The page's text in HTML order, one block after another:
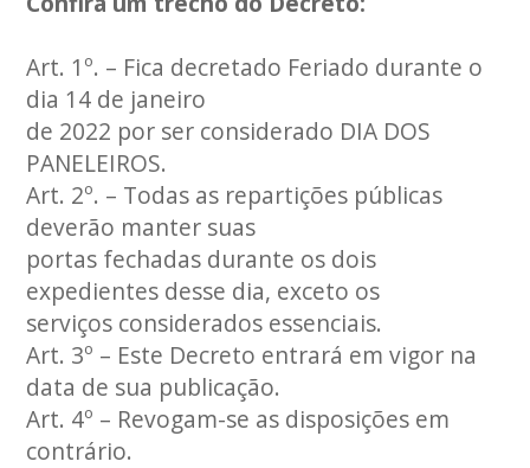
Art. 1º. – Fica decretado Feriado durante o
dia 14 de janeiro
de 2022 por ser considerado DIA DOS
PANELEIROS.
Art. 2º. – Todas as repartições públicas
deverão manter suas
portas fechadas durante os dois
expedientes desse dia, exceto os
serviços considerados essenciais.
Art. 3º – Este Decreto entrará em vigor na
data de sua publicação.
Art. 4º – Revogam-se as disposições em
contrário.